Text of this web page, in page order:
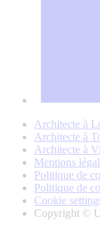
Architecte à
Architecte à
Architecte à
Mentions
Politique de
Politique de
Cookie
Copyright ©